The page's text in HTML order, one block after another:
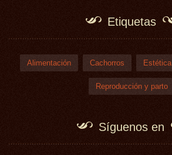
Etiquetas
Alimentación Cachorros Estética
Reproducción y parto
Síguenos en